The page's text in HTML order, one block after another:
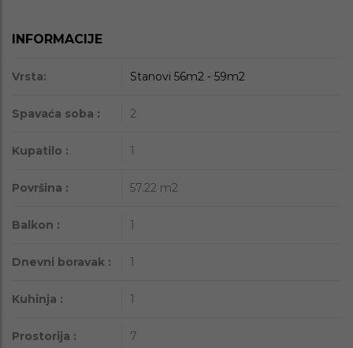
INFORMACIJE
Vrsta: Stanovi 56m2 - 59m2
Spavaća soba : 2
Kupatilo : 1
Površina : 57.22 m2
Balkon : 1
Dnevni boravak : 1
Kuhinja : 1
Prostorija : 7